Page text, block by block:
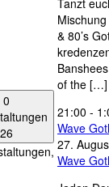
0
26
Tanzt
& 80’s
of the […]
21:00 -
Wave
27.
Wave